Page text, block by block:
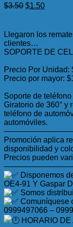
$3.50 El
era:
$3.50.
$1.50El
es:
Llegaron los
clientes…
SOPORTE DE
Precio Por Unidad:
Precio por mayor:
Soporte de
Giratorio de 360° y
teléfono de
automóviles.
Promoción aplica
disponibilidad y
Precios pueden
Disponemos
OE4-91 Y Gaspar
Somos
Comuníquese
0999497066 –
HORARIO DE